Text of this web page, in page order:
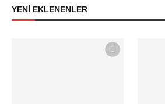
YENİ EKLENENLER